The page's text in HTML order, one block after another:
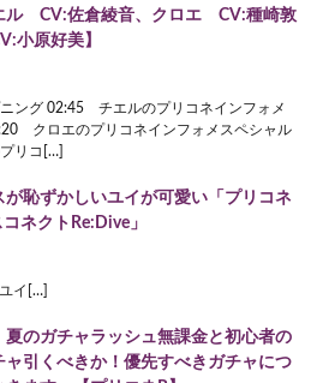
CV:佐倉綾音、クロエ CV:種崎敦
小原好美】
ング 02:45 チエルのプリコネインフォメ
クロエのプリコネインフォメスペシャル
リコ[…]
が恥ずかしいユイが可愛い「プリコネ
ネクトRe:Dive」
イ[…]
夏のガチャラッシュ無課金と初心者の
ャ引くべきか！優先すべきガチャにつ